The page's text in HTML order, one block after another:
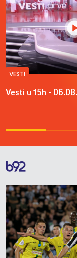
VESTI
Vesti u 15h -